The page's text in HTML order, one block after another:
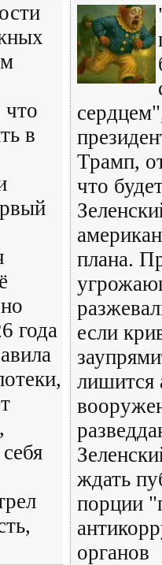
в
года
Трамп,
что
плана.
если
лишится
ждать
порции
органов